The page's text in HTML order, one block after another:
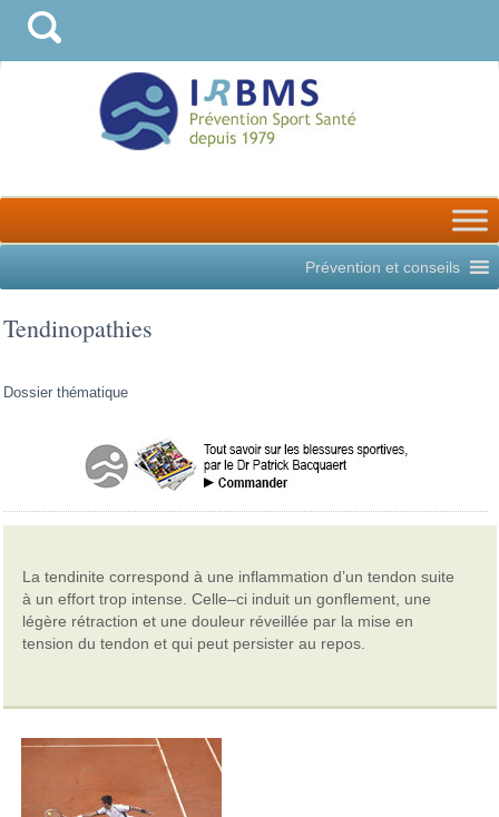
Prévention et conseils
Tendinopathies
Dossier thématique
La tendinite correspond à une inflammation d’un tendon suite
à un effort trop intense. Celle–ci induit un gonflement, une
légère rétraction et une douleur réveillée par la mise en
tension du tendon et qui peut persister au repos.